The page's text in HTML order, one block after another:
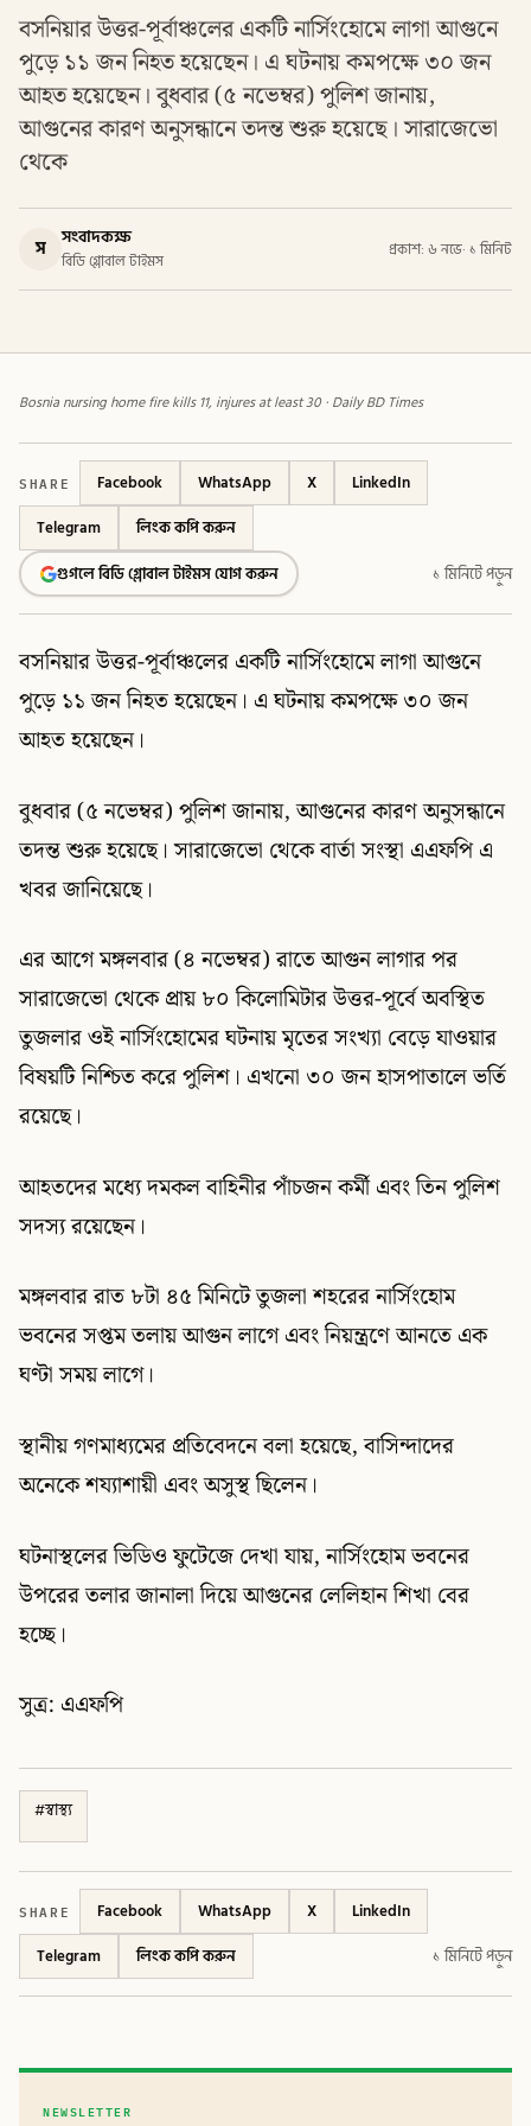
বসনিয়ার উত্তর-পূর্বাঞ্চলের একটি নার্সিংহোমে লাগা আগুনে
পুড়ে ১১ জন নিহত হয়েছেন। এ ঘটনায় কমপক্ষে ৩০ জন
আহত হয়েছেন। বুধবার (৫ নভেম্বর) পুলিশ জানায়,
আগুনের কারণ অনুসন্ধানে তদন্ত শুরু হয়েছে। সারাজেভো
থেকে
স সংবাদকক্ষ
বিডি গ্লোবাল টাইমস
প্রকাশ: ৬ নভে· ১ মিনিট
Bosnia nursing home fire kills 11, injures at least 30 · Daily BD Times
SHARE Facebook WhatsApp X
LinkedIn
Telegram
লিংক কপি করুন
গুগলে বিডি গ্লোবাল টাইমস যোগ করুন
১ মিনিটে পড়ুন
বসনিয়ার উত্তর-পূর্বাঞ্চলের একটি নার্সিংহোমে লাগা আগুনে
পুড়ে ১১ জন নিহত হয়েছেন। এ ঘটনায় কমপক্ষে ৩০ জন
আহত হয়েছেন।
বুধবার (৫ নভেম্বর) পুলিশ জানায়, আগুনের কারণ অনুসন্ধানে
তদন্ত শুরু হয়েছে। সারাজেভো থেকে বার্তা সংস্থা এএফপি এ
খবর জানিয়েছে।
এর আগে মঙ্গলবার (৪ নভেম্বর) রাতে আগুন লাগার পর
সারাজেভো থেকে প্রায় ৮০ কিলোমিটার উত্তর-পূর্বে অবস্থিত
তুজলার ওই নার্সিংহোমের ঘটনায় মৃতের সংখ্যা বেড়ে যাওয়ার
বিষয়টি নিশ্চিত করে পুলিশ। এখনো ৩০ জন হাসপাতালে ভর্তি
রয়েছে।
আহতদের মধ্যে দমকল বাহিনীর পাঁচজন কর্মী এবং তিন পুলিশ
সদস্য রয়েছেন।
মঙ্গলবার রাত ৮টা ৪৫ মিনিটে তুজলা শহরের নার্সিংহোম
ভবনের সপ্তম তলায় আগুন লাগে এবং নিয়ন্ত্রণে আনতে এক
ঘণ্টা সময় লাগে।
স্থানীয় গণমাধ্যমের প্রতিবেদনে বলা হয়েছে, বাসিন্দাদের
অনেকে শয্যাশায়ী এবং অসুস্থ ছিলেন।
ঘটনাস্থলের ভিডিও ফুটেজে দেখা যায়, নার্সিংহোম ভবনের
উপরের তলার জানালা দিয়ে আগুনের লেলিহান শিখা বের
হচ্ছে।
সুত্র: এএফপি
#স্বাস্থ্য
SHARE Facebook WhatsApp X
LinkedIn
Telegram
লিংক কপি করুন ১ মিনিটে পড়ুন
NEWSLETTER